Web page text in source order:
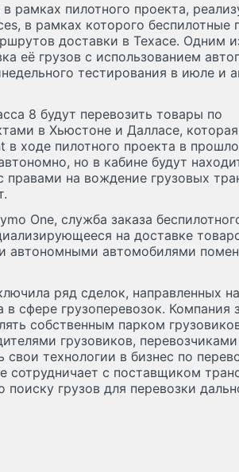
рамках пилотного проекта,
в рамках которого беспилотные
доставки в Техасе. Одним
её грузов с использованием
тестирования в июле и
8 будут перевозить товары по
в Хьюстоне и Далласе,
в ходе пилотного проекта в
но в кабине будут
правами на вождение грузовых
One, служба заказа
на доставке
автономными автомобилями
ряд сделок, направленных
сфере грузоперевозок. Компания
собственным парком
грузовиков,
технологии в бизнес по
с поставщиком
поиску грузов для перевозки